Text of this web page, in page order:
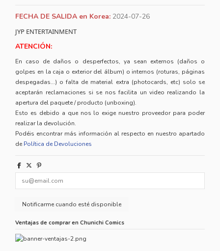
FECHA DE SALIDA en Korea: 2024-07-26
JYP ENTERTAINMENT
ATENCIÓN:
En caso de daños o desperfectos, ya sean externos (daños o
golpes en la caja o exterior del álbum) o internos (roturas, páginas
despegadas...) o falta de material extra (photocards, etc) solo se
aceptarán reclamaciones si se nos facilita un video realizando la
apertura del paquete / producto (unboxing).
Esto es debido a que nos lo exige nuestro proveedor para poder
realizar la devolución.
Podéis encontrar más información al respecto en nuestro apartado
de Política de Devoluciones
Ventajas de comprar en Chunichi Comics